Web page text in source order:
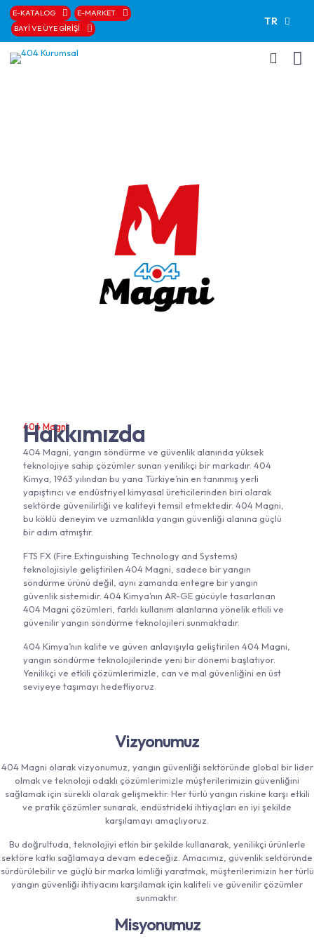
E-KATALOG
E-MARKET
BAYİ VE ÜYE GİRİŞİ
TR
404 Magni
Hakkımızda
404 Magni, yangın söndürme ve güvenlik alanında yüksek
teknolojiye sahip çözümler sunan yenilikçi bir markadır. 404
Kimya, 1963 yılından bu yana Türkiye’nin en tanınmış yerli
yapıştırıcı ve endüstriyel kimyasal üreticilerinden biri olarak
sektörde güvenilirliği ve kaliteyi temsil etmektedir. 404 Magni,
bu köklü deneyim ve uzmanlıkla yangın güvenliği alanına güçlü
bir adım atmıştır.
FTS FX (Fire Extinguishing Technology and Systems)
teknolojisiyle geliştirilen 404 Magni, sadece bir yangın
söndürme ürünü değil, aynı zamanda entegre bir yangın
güvenlik sistemidir. 404 Kimya’nın AR-GE gücüyle tasarlanan
404 Magni çözümleri, farklı kullanım alanlarına yönelik etkili ve
güvenilir yangın söndürme teknolojileri sunmaktadır.
404 Kimya’nın kalite ve güven anlayışıyla geliştirilen 404 Magni,
yangın söndürme teknolojilerinde yeni bir dönemi başlatıyor.
Yenilikçi ve etkili çözümlerimizle, can ve mal güvenliğini en üst
seviyeye taşımayı hedefliyoruz.
Vizyonumuz
404 Magni olarak vizyonumuz, yangın güvenliği sektöründe global bir lider
olmak ve teknoloji odaklı çözümlerimizle müşterilerimizin güvenliğini
sağlamak için sürekli olarak gelişmektir. Her türlü yangın riskine karşı etkili
ve pratik çözümler sunarak, endüstrideki ihtiyaçları en iyi şekilde
karşılamayı amaçlıyoruz.
Bu doğrultuda, teknolojiyi etkin bir şekilde kullanarak, yenilikçi ürünlerle
sektöre katkı sağlamaya devam edeceğiz. Amacımız, güvenlik sektöründe
sürdürülebilir ve güçlü bir marka kimliği yaratmak, müşterilerimizin her türlü
yangın güvenliği ihtiyacını karşılamak için kaliteli ve güvenilir çözümler
sunmaktır.
Misyonumuz